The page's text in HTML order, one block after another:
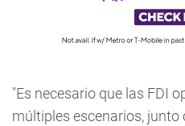
"Es necesario que las FDI
múltiples escenarios, junto